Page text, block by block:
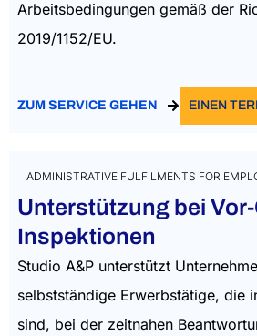
Arbeitsbedingungen gemäß der
2019/1152/EU.
ZUM SERVICE GEHEN EINEN
ADMINISTRATIVE FULFILMENTS FOR
Unterstützung bei
Inspektionen
Studio A&P unterstützt
selbstständige Erwerbstätige, die
sind, bei der zeitnahen